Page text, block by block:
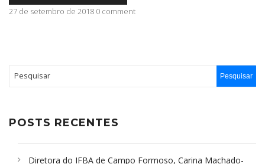
CONTATO
áudio
27 de setembro de 2018 0 comment
POSTS RECENTES
Diretora do IFBA de Campo Formoso, Carina Machado-